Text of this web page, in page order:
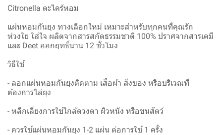
Citronella ตะไคร้หอม
แผ่นหอมกันยุง ทางเลือกใหม่ เหมาะสำหรับทุกคนที่คุณรัก
ห่วงใย ใส่ใจ ผลิตจากสารสกัดธรรมชาติ 100% ปราศจากสารเคมี
และ Deet ออกฤทธิ์นาน 12 ชั่วโมง
วิธีใช้
- ลอกแผ่นหอมกันยุงติดตาม เสื้อผ้า สิ่งของ หรือบริเวณที่
ต้องการไล่ยุง
- หลีกเลี่ยงการใช้ใกล้ดวงตา ผิวหนัง หรือขนสัตว์
- ควรใช้แผ่นหอมกันยุง 1-2 แผ่น ต่อการใช้ 1 ครั้ง